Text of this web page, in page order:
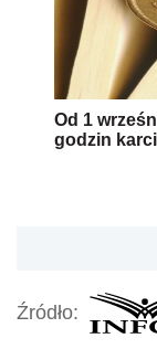
Od 1
godzin
Źródło: